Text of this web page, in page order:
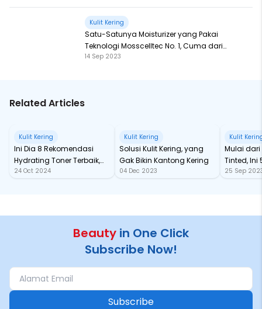
Kulit Kering
Satu-Satunya Moisturizer yang Pakai
Teknologi Mosscelltec No. 1, Cuma dari
Azarine!
14 Sep 2023
Related Articles
Kulit Kering
Ini Dia 8 Rekomendasi
Hydrating Toner Terbaik,
Sudah Ada Yang Kamu
24 Oct 2024
Kulit Kering
Solusi Kulit Kering, yang
Gak Bikin Kantong Kering
04 Dec 2023
Kulit
Mulai
Tinted, Ini
Lip Balm
25 Sep
Beauty in One Click
Subscribe Now!
Subscribe